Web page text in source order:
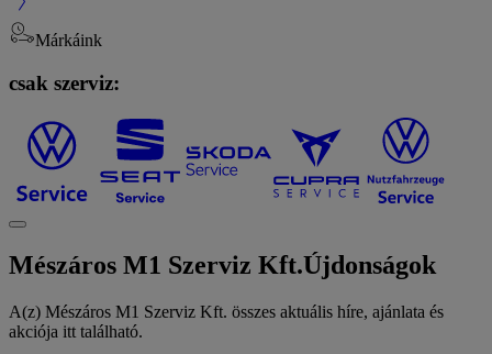
Márkáink
csak szerviz:
Mészáros M1 Szerviz Kft.Újdonságok
A(z) Mészáros M1 Szerviz Kft. összes aktuális híre, ajánlata és
akciója itt található.